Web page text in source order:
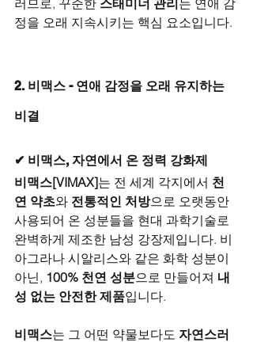
정을 오래 지속시키는 핵심 요소입니다.
2. 비맥스 - 연애 감정을 오래 유지하는
비결
✔ 비맥스, 자연에서 온 정력 강화제
비맥스[VIMAX]는 전 세계 각지에서 천
연 약초와 전통적인 처방으로 오랫동안
사용되어 온 성분들을 현대 과학기술로
완벽하게 제조한 남성 강장제입니다. 비
아그라나 시알리스와 같은 화학 성분이
아닌, 100% 천연 성분으로 만들어져 내
성 없는 안전한 제품입니다.
비맥스는 그 어떤 약물보다도 자연스러